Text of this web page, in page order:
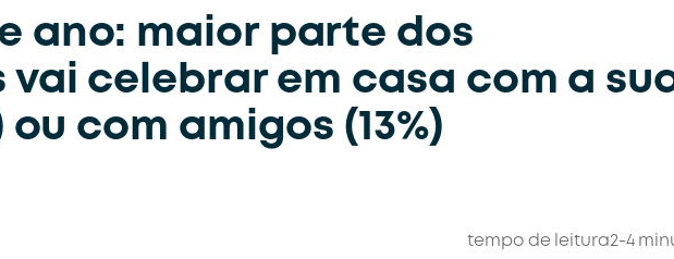
ano: maior parte dos
vai celebrar em casa com a
com amigos (13%)
tempo de leitura2-4